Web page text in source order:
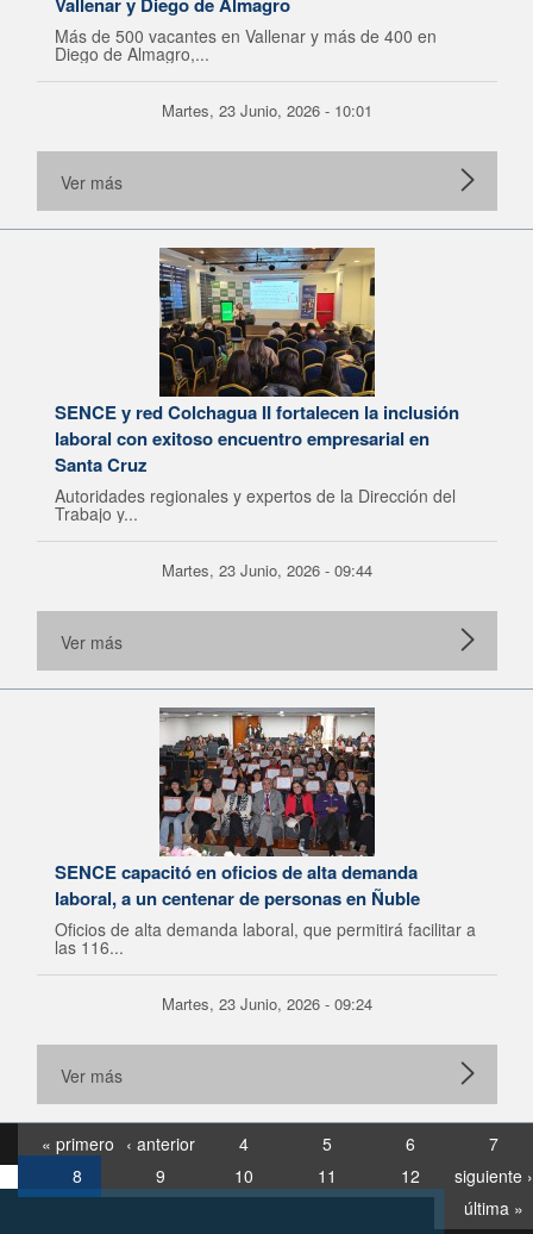
Más de 500 vacantes en Vallenar y más de 400 en
Diego de Almagro,...
Martes, 23 Junio, 2026 - 10:01
Ver más
SENCE y red Colchagua II fortalecen la inclusión
laboral con exitoso encuentro empresarial en
Santa Cruz
Autoridades regionales y expertos de la Dirección del
Trabajo y...
Martes, 23 Junio, 2026 - 09:44
Ver más
SENCE capacitó en oficios de alta demanda
laboral, a un centenar de personas en Ñuble
Oficios de alta demanda laboral, que permitirá facilitar a
las 116...
Martes, 23 Junio, 2026 - 09:24
Ver más
« primero ‹ anterior 4 5 6
7
8
9 10 11 12
siguiente ›
última »